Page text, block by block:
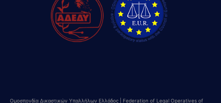
Ομοσπονδία Δικαστικών Υπαλλήλων Ελλάδος | Federation of Legal Operatives of